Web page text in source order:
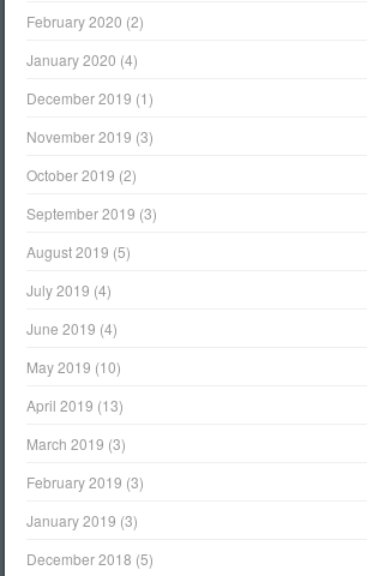
February 2020 (2)
January 2020 (4)
December 2019 (1)
November 2019 (3)
October 2019 (2)
September 2019 (3)
August 2019 (5)
July 2019 (4)
June 2019 (4)
May 2019 (10)
April 2019 (13)
March 2019 (3)
February 2019 (3)
January 2019 (3)
December 2018 (5)